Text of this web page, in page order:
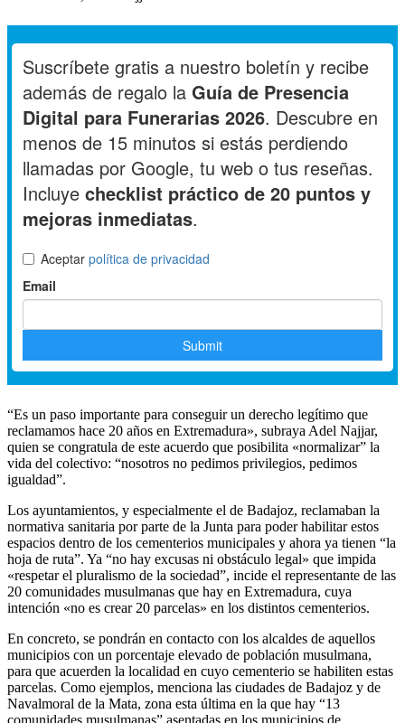
“Es un paso importante para conseguir un derecho legítimo que
reclamamos hace 20 años en Extremadura», subraya Adel Najjar,
quien se congratula de este acuerdo que posibilita «normalizar” la
vida del colectivo: “nosotros no pedimos privilegios, pedimos
igualdad”.
Los ayuntamientos, y especialmente el de Badajoz, reclamaban la
normativa sanitaria por parte de la Junta para poder habilitar estos
espacios dentro de los cementerios municipales y ahora ya tienen “la
hoja de ruta”. Ya “no hay excusas ni obstáculo legal» que impida
«respetar el pluralismo de la sociedad”, incide el representante de las
20 comunidades musulmanas que hay en Extremadura, cuya
intención «no es crear 20 parcelas» en los distintos cementerios.
En concreto, se pondrán en contacto con los alcaldes de aquellos
municipios con un porcentaje elevado de población musulmana,
para que acuerden la localidad en cuyo cementerio se habiliten estas
parcelas. Como ejemplos, menciona las ciudades de Badajoz y de
Navalmoral de la Mata, zona esta última en la que hay “13
comunidades musulmanas” asentadas en los municipios de